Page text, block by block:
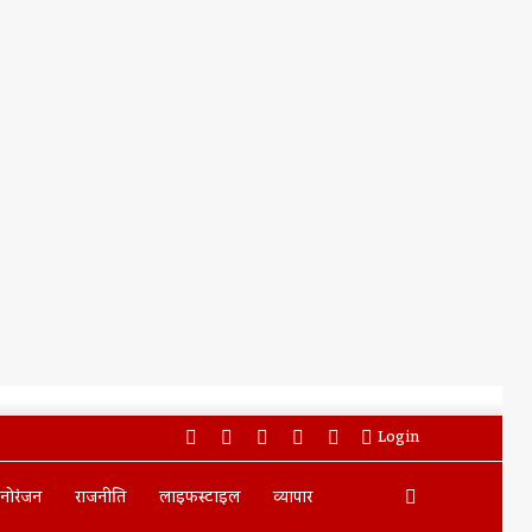
Login
WhatsApp
Instagram
YouTube
Twitter
Facebook
राजनीति लाइफस्टाइल व्यापार